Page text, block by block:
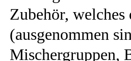
Zubehör,
(ausgenommen
Mischergruppen,